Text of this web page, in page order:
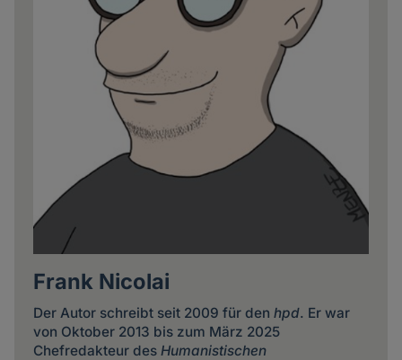
Frank Nicolai
Der Autor schreibt seit 2009 für den hpd. Er war
von Oktober 2013 bis zum März 2025
Chefredakteur des Humanistischen